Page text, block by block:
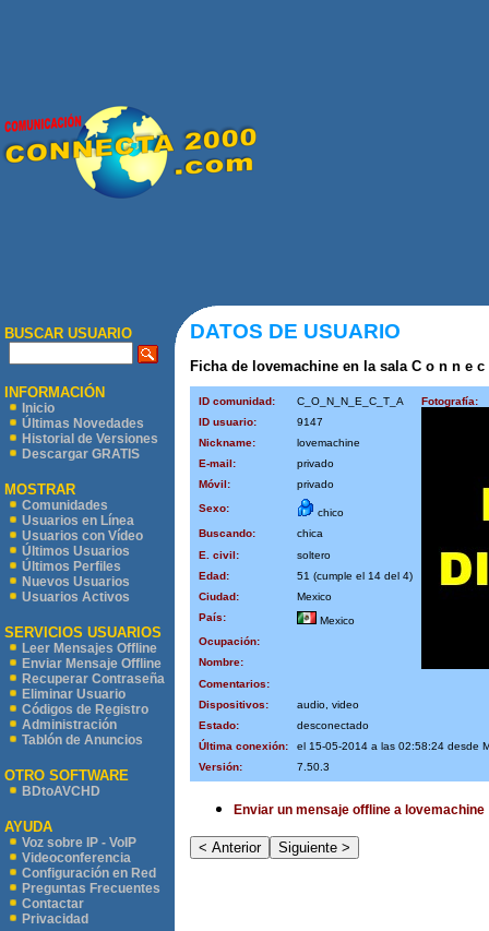
BUSCAR USUARIO
INFORMACIÓN
Inicio
Últimas Novedades
Historial de Versiones
Descargar GRATIS
MOSTRAR
Comunidades
Usuarios en Línea
Usuarios con Vídeo
Últimos Usuarios
Últimos Perfiles
Nuevos Usuarios
Usuarios Activos
SERVICIOS USUARIOS
Leer Mensajes Offline
Enviar Mensaje Offline
Recuperar Contraseña
Eliminar Usuario
Códigos de Registro
Administración
Tablón de Anuncios
OTRO SOFTWARE
BDtoAVCHD
AYUDA
Voz sobre IP - VoIP
Videoconferencia
Configuración en Red
Preguntas Frecuentes
Contactar
Privacidad
DATOS DE USUARIO
Ficha de lovemachine en la sala C o n n e c
ID comunidad: C_O_N_N_E_C_T_A
Fotografía:
ID usuario:
9147
Nickname:
lovemachine
E-mail:
privado
Móvil:
privado
Sexo:
chico
Buscando:
chica
E. civil:
soltero
Edad:
51 (cumple el 14 del 4)
Ciudad:
Mexico
País:
Mexico
Ocupación:
Nombre:
Comentarios:
Dispositivos:
audio, video
Estado:
desconectado
Última conexión:
el 15-05-2014 a las 02:58:24 desde
Versión:
7.50.3
Enviar un mensaje offline a lovemachine